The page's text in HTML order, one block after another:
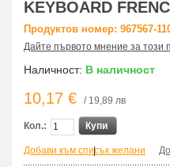
KEYBOARD
Продуктов номер: 967567-
Дайте първото мнение за този
Наличност: В наличност
10,17 € / 19,89 лв
Кол.: Купи
Добави към списък желани
|